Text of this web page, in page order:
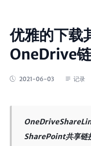
优雅的下载
OneDrive
2021-06-03 记录
SharePoint共享链